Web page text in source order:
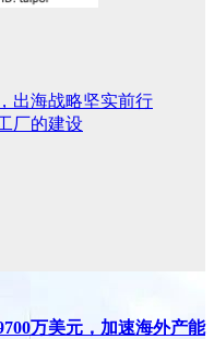
出海战略坚实前行
厂的建设
万美元，加速海外产能